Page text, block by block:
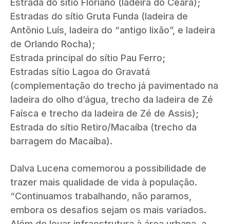
Estradas do sítio Gruta Funda (ladeira de
Antônio Luís, ladeira do “antigo lixão”, e ladeira
de Orlando Rocha);
Estrada principal do sítio Pau Ferro;
Estradas sítio Lagoa do Gravatá
(complementação do trecho já pavimentado na
ladeira do olho d’água, trecho da ladeira de Zé
Faísca e trecho da ladeira de Zé de Assis);
Estrada do sítio Retiro/Macaíba (trecho da
barragem do Macaíba).
Dalva Lucena comemorou a possibilidade de
trazer mais qualidade de vida à população.
“Continuamos trabalhando, não paramos,
embora os desafios sejam os mais variados.